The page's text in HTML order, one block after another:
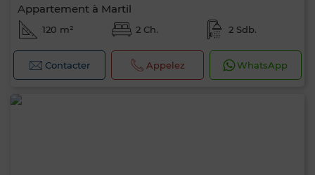
Appartement à Martil
120 m² 2 Ch. 2 Sdb.
Contacter Appelez WhatsApp